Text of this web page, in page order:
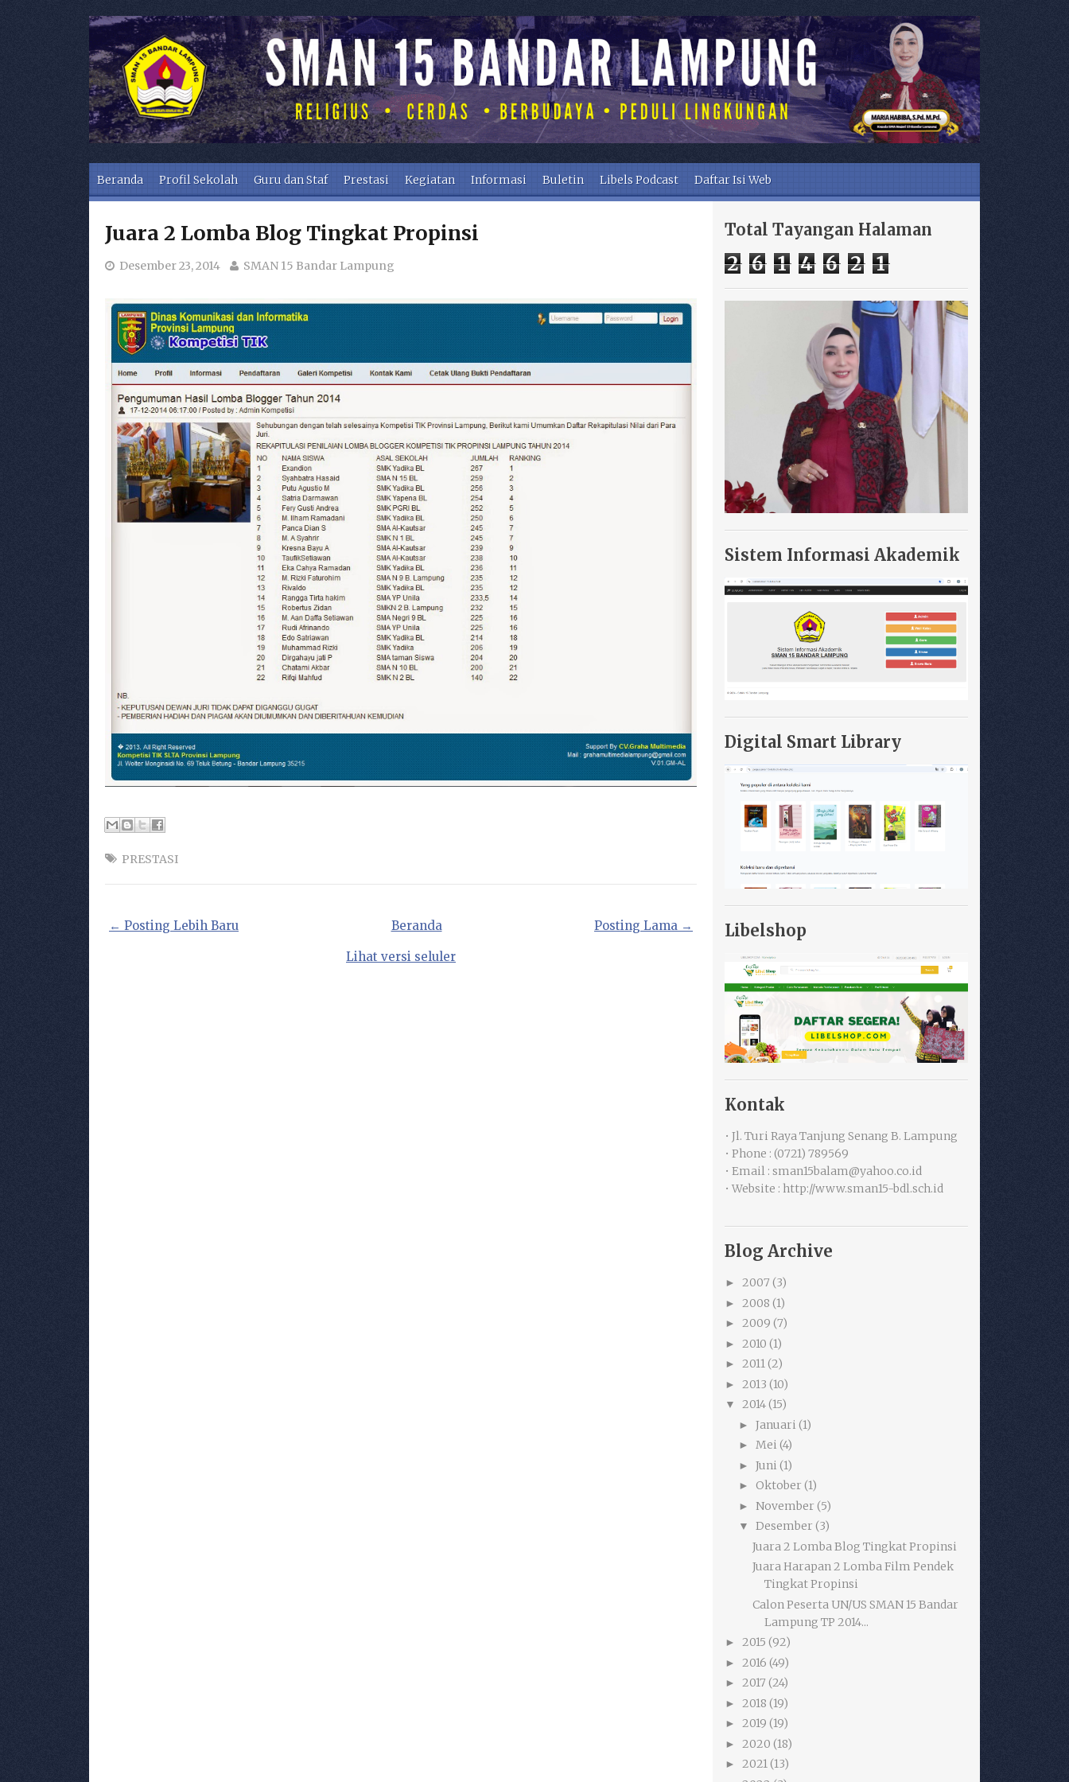
Skip to content
Beranda Profil Sekolah Guru dan Staf Prestasi Kegiatan Informasi Buletin Libels Podcast Daftar Isi Web
Juara 2 Lomba Blog Tingkat Propinsi
Desember 23, 2014 SMAN 15 Bandar Lampung
PRESTASI
← Posting Lebih Baru Posting Lama →
Beranda
Lihat versi seluler
Total Tayangan Halaman
2 6 1 4 6 2 1
Sistem Informasi Akademik
Digital Smart Library
Libelshop
Kontak
• Jl. Turi Raya Tanjung Senang B. Lampung
• Phone : (0721) 789569
• Email : sman15balam@yahoo.co.id
• Website : http://www.sman15-bdl.sch.id
Blog Archive
► 2007 (3)
► 2008 (1)
► 2009 (7)
► 2010 (1)
► 2011(2)
► 2013 (10)
▼ 2014(15)
► Januari (1)
► Mei (4)
► Juni (1)
► Oktober (1)
► November (5)
▼ Desember (3)
Juara 2 Lomba Blog Tingkat Propinsi
Juara Harapan 2 Lomba Film Pendek
Tingkat Propinsi
Calon Peserta UN/US SMAN 15 Bandar
Lampung TP 2014...
► 2015 (92)
► 2016 (49)
► 2017 (24)
► 2018 (19)
► 2019 (19)
► 2020 (18)
► 2021(13)